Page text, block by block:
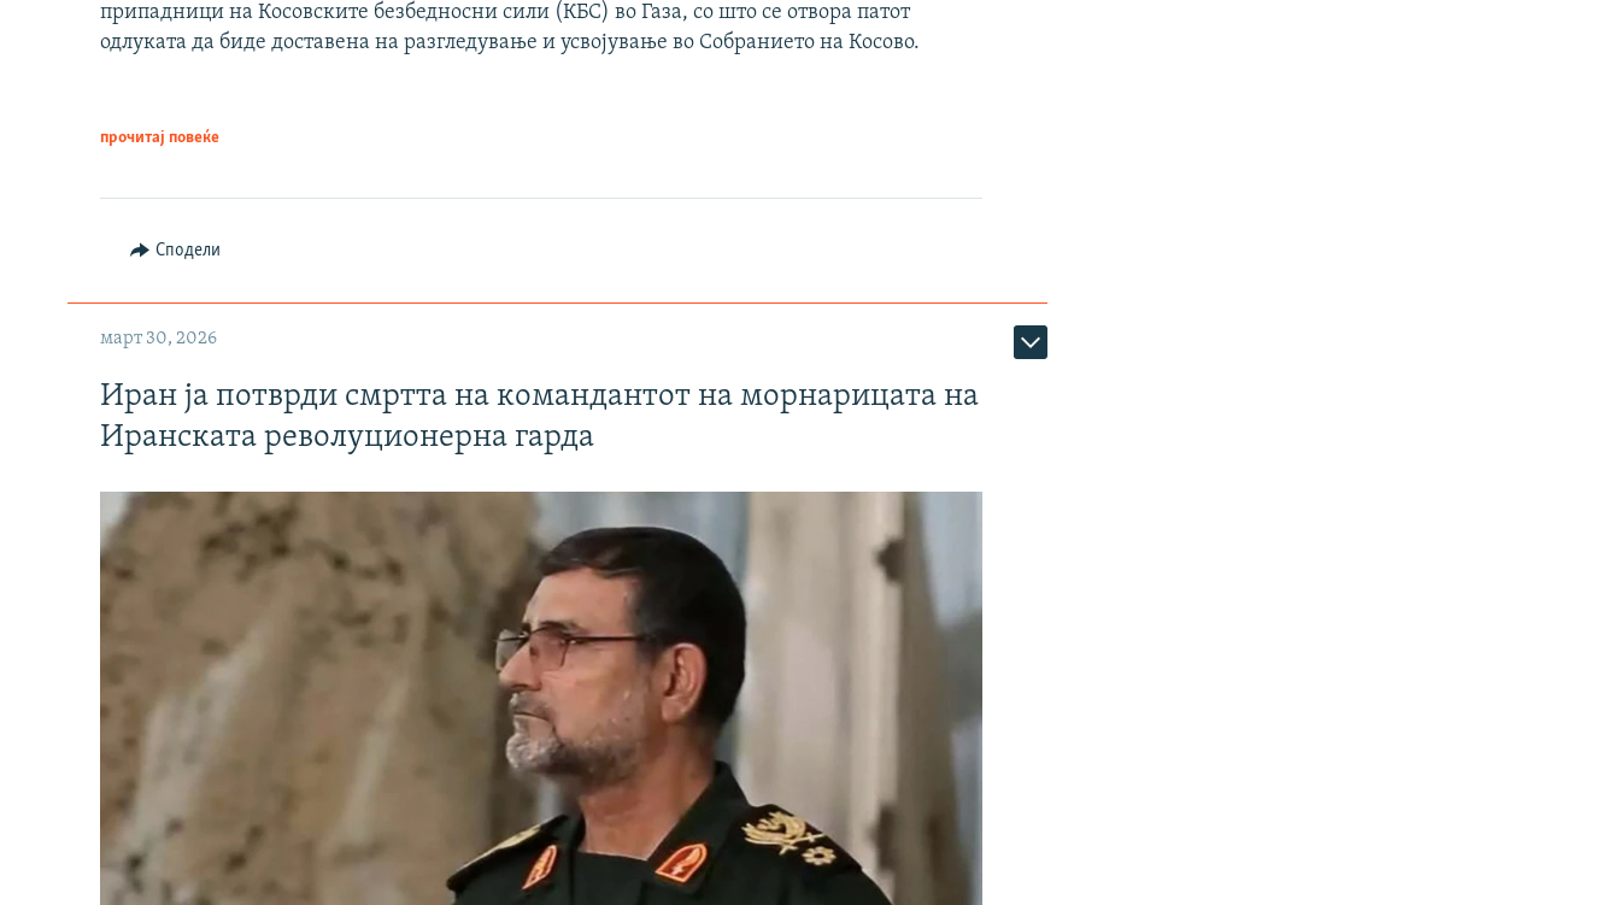
припадници на Косовските безбедносни сили (КБС) во Газа, со што се отвора патот
одлуката да биде доставена на разгледување и усвојување во Собранието на Косово.
прочитај повеќе
Сподели
март 30, 2026
Иран ја потврди смртта на командантот на морнарицата на
Иранската револуционерна гарда